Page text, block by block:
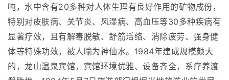
吨，水中含有20多种对人体生理有良好作用的矿物成份，
特别对皮肤病、关节炎、风湿病、高血压等30多种疾病有
显著疗效，且有解毒脱敏、舒筋活络、消除疲劳、强身健
体等特殊功效，被人喻为神仙水。1984年建成规模颇大
的，龙山温泉宾馆，宾馆环境优雅、设备齐全，系疗养渡